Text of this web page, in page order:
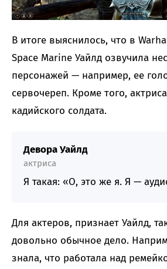
В итоге выяснилось, что в
Space Marine Уайлд озвучила
персонажей — например, ее
сервочереп. Кроме того,
кадийского солдата.
Девора Уайлд
актриса
Я такая: «О, это же я. Я —
Для актеров, признает Уайлд,
довольно обычное дело.
знала, что работала над